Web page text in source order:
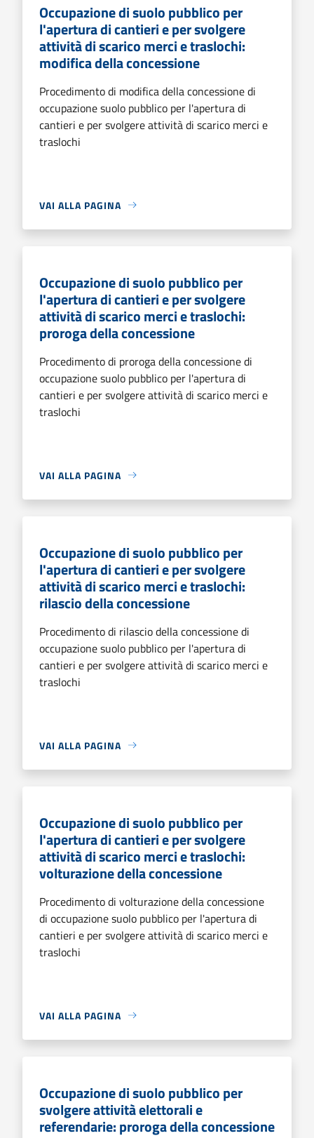
Occupazione di suolo pubblico per
l'apertura di cantieri e per svolgere
attività di scarico merci e traslochi:
modifica della concessione
Procedimento di modifica della concessione di
occupazione suolo pubblico per l'apertura di
cantieri e per svolgere attività di scarico merci e
traslochi
VAI ALLA PAGINA
Occupazione di suolo pubblico per
l'apertura di cantieri e per svolgere
attività di scarico merci e traslochi:
proroga della concessione
Procedimento di proroga della concessione di
occupazione suolo pubblico per l'apertura di
cantieri e per svolgere attività di scarico merci e
traslochi
VAI ALLA PAGINA
Occupazione di suolo pubblico per
l'apertura di cantieri e per svolgere
attività di scarico merci e traslochi:
rilascio della concessione
Procedimento di rilascio della concessione di
occupazione suolo pubblico per l'apertura di
cantieri e per svolgere attività di scarico merci e
traslochi
VAI ALLA PAGINA
Occupazione di suolo pubblico per
l'apertura di cantieri e per svolgere
attività di scarico merci e traslochi:
volturazione della concessione
Procedimento di volturazione della concessione
di occupazione suolo pubblico per l'apertura di
cantieri e per svolgere attività di scarico merci e
traslochi
VAI ALLA PAGINA
Occupazione di suolo pubblico per
svolgere attività elettorali e
referendarie: proroga della concessione